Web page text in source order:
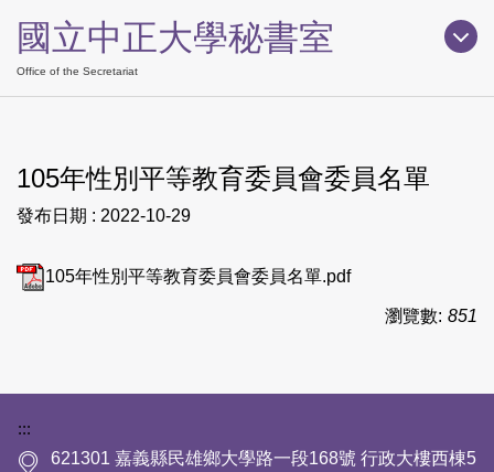
到
主
要
區
國立中正大學秘書室
Office of the Secretariat
105年性別平等教育委員會委員名單
發布日期 : 2022-10-29
105年性別平等教育委員會委員名單.pdf
瀏覽數: 851
:::
621301 嘉義縣民雄鄉大學路一段168號 行政大樓西棟5